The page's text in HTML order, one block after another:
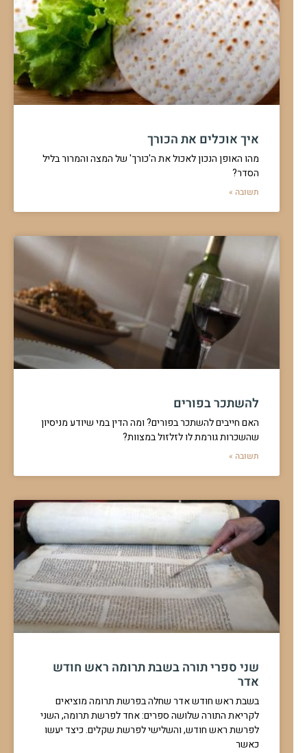
איך אוכלים את הכורך
מהו האופן הנכון לאכול את ה'כורך' של המצה והמרור בליל
הסדר?
תשובה »
להשתכר בפורים
האם חייבים להשתכר בפורים? ומה הדין במי שיודע מניסיון
שהשכרות גורמת לו לזלזול במצוות?
תשובה »
שני ספרי תורה בשבת תרומה ראש חודש
אדר
בשבת ראש חודש אדר שחלה בפרשת תרומה מוציאים
לקריאת התורה שלושה ספרים: אחד לפרשת תרומה, השני
לפרשת ראש חודש, והשלישי לפרשת שקלים. כיצד יעשו
כאשר